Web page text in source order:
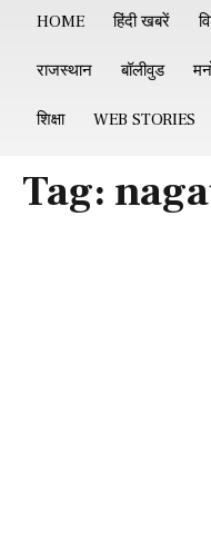
HOME हिंदी खबरें
राजस्थान बॉलीवुड
शिक्षा WEB STORIES
Tag: